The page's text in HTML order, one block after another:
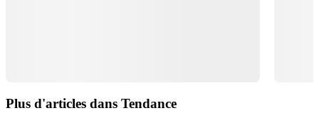
Plus d'articles dans Tendance